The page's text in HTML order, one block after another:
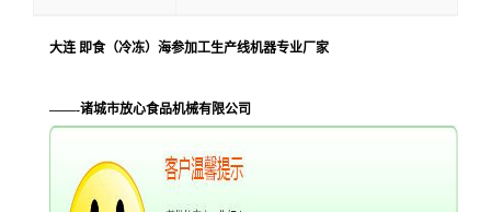
大连 即食（冷冻）海参加工生产线机器专业厂家
——-诸城市放心食品机械有限公司